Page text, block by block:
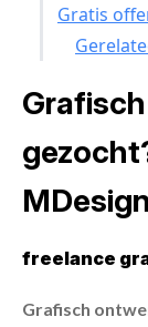
Gratis
freelance
Grafisch